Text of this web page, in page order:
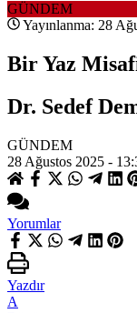
GÜNDEM
Yayınlanma: 28
Bir Yaz
Dr. Sedef
GÜNDEM
28 Ağustos 2025 -
Yorumlar
Yazdır
A